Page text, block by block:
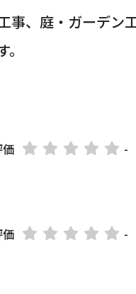
事、庭・ガーデン
価
-
価
-